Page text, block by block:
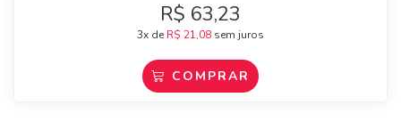
R$ 63,23
3x de R$ 21,08 sem juros
COMPRAR